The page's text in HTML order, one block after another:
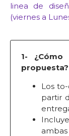
linea de
(viernes a
1-
propuesta?
Los
partir